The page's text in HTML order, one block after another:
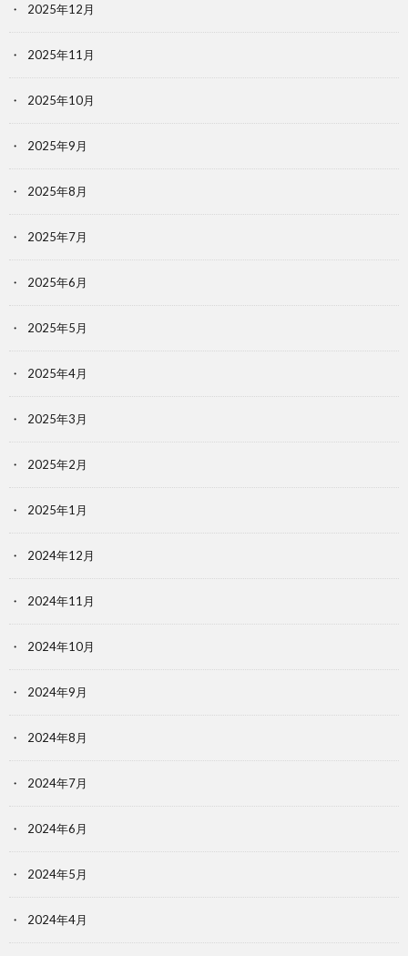
2025年12月
2025年11月
2025年10月
2025年9月
2025年8月
2025年7月
2025年6月
2025年5月
2025年4月
2025年3月
2025年2月
2025年1月
2024年12月
2024年11月
2024年10月
2024年9月
2024年8月
2024年7月
2024年6月
2024年5月
2024年4月